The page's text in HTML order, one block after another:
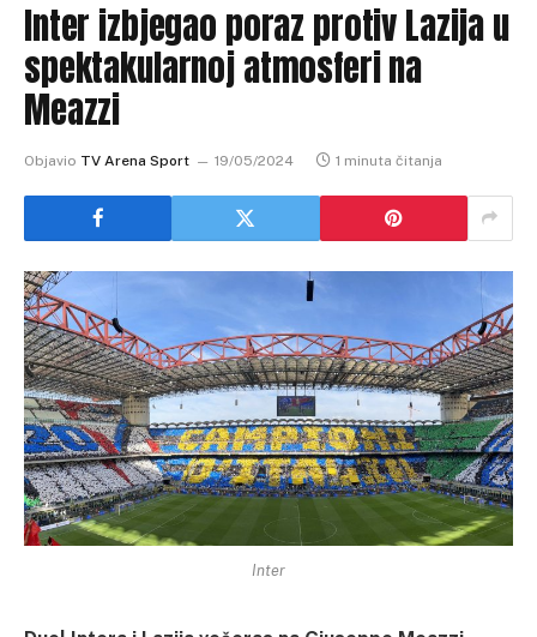
Inter izbjegao poraz protiv Lazija u
spektakularnoj atmosferi na
Meazzi
Objavio TV Arena Sport 19/05/2024 1 minuta čitanja
Inter